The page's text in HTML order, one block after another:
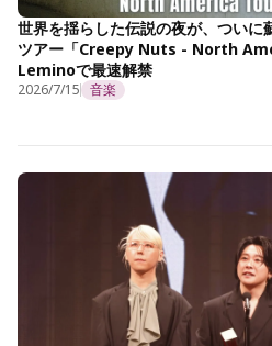
世界を揺らした伝説の夜が、つい
ツアー「Creepy Nuts - North
Leminoで最速解禁
2026/7/15 音楽